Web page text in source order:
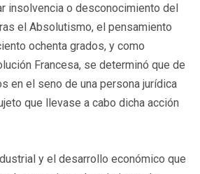
insolvencia o desconocimiento del
el Absolutismo, el pensamiento
ochenta grados, y como
Francesa, se determinó que de
en el seno de una persona jurídica
que llevase a cabo dicha acción
y el desarrollo económico que